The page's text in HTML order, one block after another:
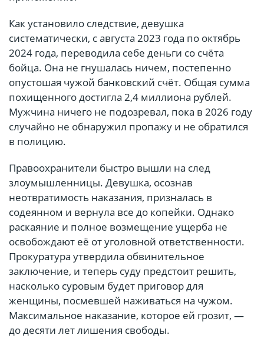
Как установило следствие, девушка
систематически, с августа 2023 года по октябрь
2024 года, переводила себе деньги со счёта
бойца. Она не гнушалась ничем, постепенно
опустошая чужой банковский счёт. Общая сумма
похищенного достигла 2,4 миллиона рублей.
Мужчина ничего не подозревал, пока в 2026 году
случайно не обнаружил пропажу и не обратился
в полицию.
Правоохранители быстро вышли на след
злоумышленницы. Девушка, осознав
неотвратимость наказания, призналась в
содеянном и вернула все до копейки. Однако
раскаяние и полное возмещение ущерба не
освобождают её от уголовной ответственности.
Прокуратура утвердила обвинительное
заключение, и теперь суду предстоит решить,
насколько суровым будет приговор для
женщины, посмевшей наживаться на чужом.
Максимальное наказание, которое ей грозит, —
до десяти лет лишения свободы.